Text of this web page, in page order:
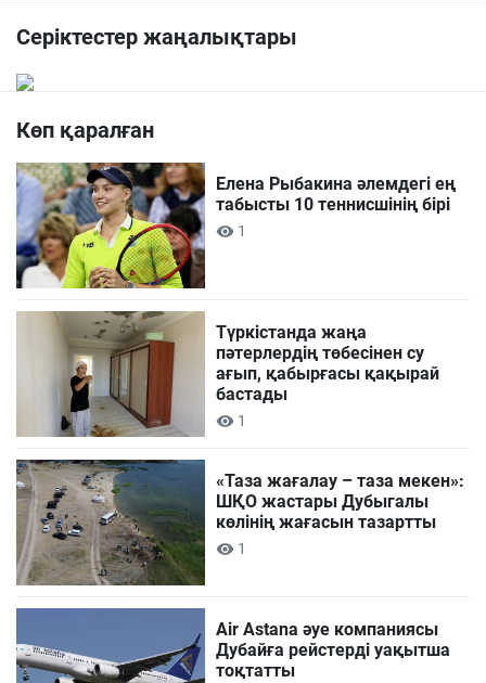
Серіктестер жаңалықтары
Көп қаралған
Елена Рыбакина әлемдегі ең
табысты 10 теннисшінің бірі
1
Түркістанда жаңа
пәтерлердің төбесінен су
ағып, қабырғасы қақырай
бастады
1
«Таза жағалау – таза мекен»:
ШҚО жастары Дубыгалы
көлінің жағасын тазартты
1
Air Astana әуе компаниясы
Дубайға рейстерді уақытша
тоқтатты